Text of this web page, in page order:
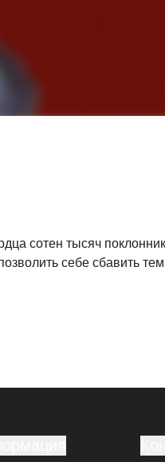
сотен тысяч
себе сбавить